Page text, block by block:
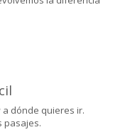
dónde quieres ir.
pasajes.